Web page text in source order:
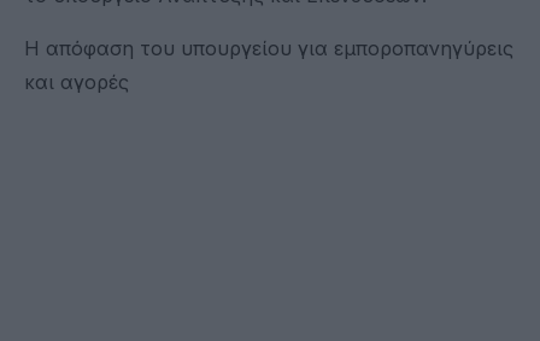
Η απόφαση του υπουργείου για εμποροπανηγύρεις
και αγορές